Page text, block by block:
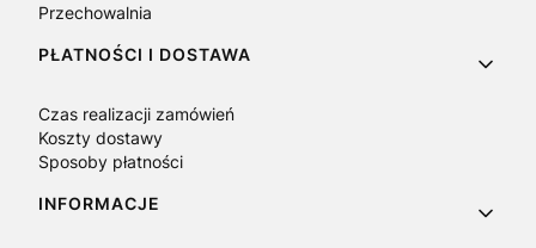
Przechowalnia
PŁATNOŚCI I DOSTAWA
Czas realizacji zamówień
Koszty dostawy
Sposoby płatności
INFORMACJE